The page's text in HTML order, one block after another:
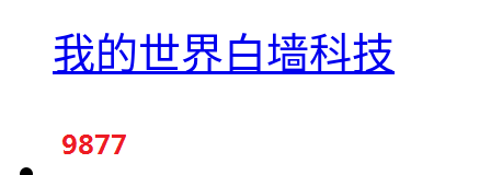
我的世界白墙科技